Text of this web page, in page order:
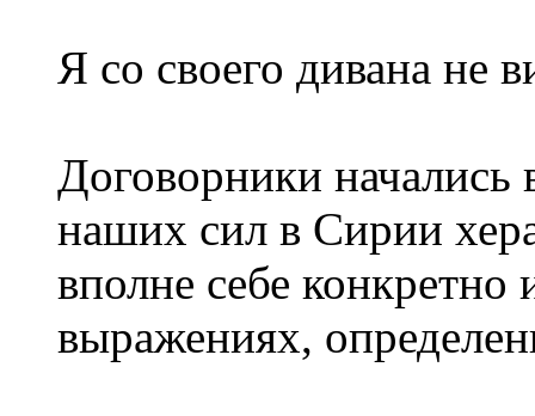
Я со своего дивана не
Договорники начались
наших сил в Сирии
вполне себе конкретно
выражениях,